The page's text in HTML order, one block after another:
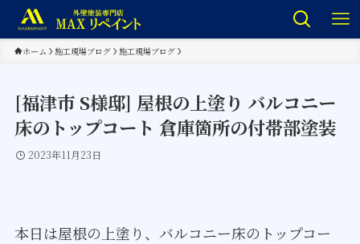
ホーム 施工現場ブログ 施工現場ブログ
[福津市 S様邸] 屋根の上塗り バルコニー
床のトップコート 倉庫箇所の付帯部塗装
2023年11月23日
本日は屋根の上塗り、バルコニー床のトップコー